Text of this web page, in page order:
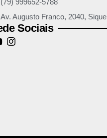
(79) 999652-5788
Av. Augusto Franco, 2040,
Sociais